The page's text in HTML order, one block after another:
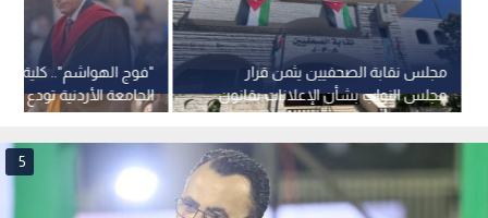
"فوج الهواشم".. كلية
ومهندسات
مجلس نقابة الصحفيين يثمن قرار
مجلس النواب بشأن الإعلانات بقانون
الملكية العقارية
5